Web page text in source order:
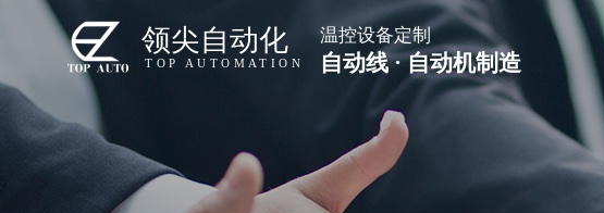
领尖自动化
TOP AUTOMATION
温控设备定制
自动线 · 自动机制造